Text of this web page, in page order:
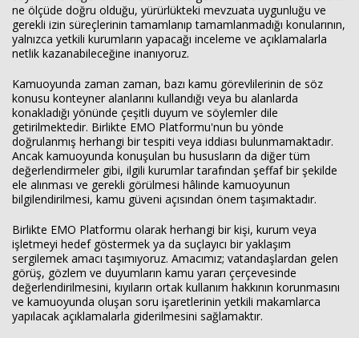
ne ölçüde doğru olduğu, yürürlükteki mevzuata uygunluğu ve
gerekli izin süreçlerinin tamamlanıp tamamlanmadığı konularının,
yalnızca yetkili kurumların yapacağı inceleme ve açıklamalarla
netlik kazanabileceğine inanıyoruz.
Kamuoyunda zaman zaman, bazı kamu görevlilerinin de söz
konusu konteyner alanlarını kullandığı veya bu alanlarda
konakladığı yönünde çeşitli duyum ve söylemler dile
getirilmektedir. Birlikte EMO Platformu'nun bu yönde
doğrulanmış herhangi bir tespiti veya iddiası bulunmamaktadır.
Ancak kamuoyunda konuşulan bu hususların da diğer tüm
değerlendirmeler gibi, ilgili kurumlar tarafından şeffaf bir şekilde
ele alınması ve gerekli görülmesi hâlinde kamuoyunun
bilgilendirilmesi, kamu güveni açısından önem taşımaktadır.
Birlikte EMO Platformu olarak herhangi bir kişi, kurum veya
işletmeyi hedef göstermek ya da suçlayıcı bir yaklaşım
sergilemek amacı taşımıyoruz. Amacımız; vatandaşlardan gelen
görüş, gözlem ve duyumların kamu yararı çerçevesinde
değerlendirilmesini, kıyıların ortak kullanım hakkının korunmasını
ve kamuoyunda oluşan soru işaretlerinin yetkili makamlarca
yapılacak açıklamalarla giderilmesini sağlamaktır.
Haberin Doğru Adresi.